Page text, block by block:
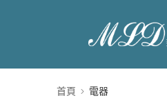
首頁 電器